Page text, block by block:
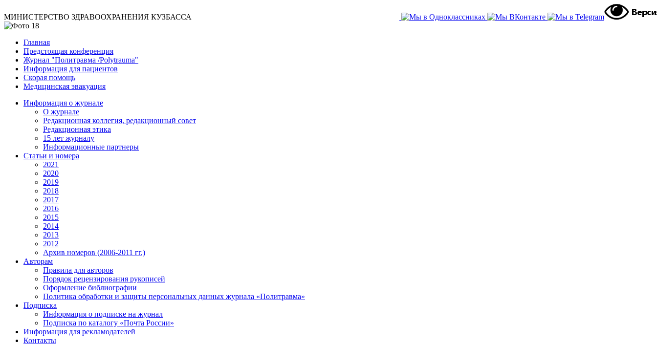
МИНИСТЕРСТВО ЗДРАВООХРАНЕНИЯ КУЗБАССА
Главная
Предстоящая конференция
Журнал "Политравма /Polytrauma"
Информация для пациентов
Скорая помощь
Медицинская эвакуация
Информация о журнале
О журнале
Редакционная коллегия, редакционный совет
Редакционная этика
15 лет журналу
Информационные партнеры
Статьи и номера
2021
2020
2019
2018
2017
2016
2015
2014
2013
2012
Архив номеров (2006-2011 гг.)
Авторам
Правила для авторов
Порядок рецензирования рукописей
Оформление библиографии
Политика обработки и защиты персональных данных журнала «Политравма»
Подписка
Информация о подписке на журнал
Подписка по каталогу «Почта России»
Информация для рекламодателей
Контакты